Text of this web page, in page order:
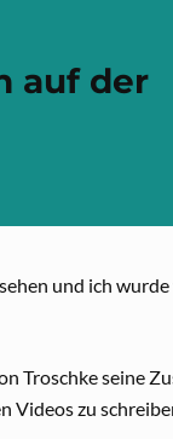
auf der
und ich
Troschke seine
Videos zu